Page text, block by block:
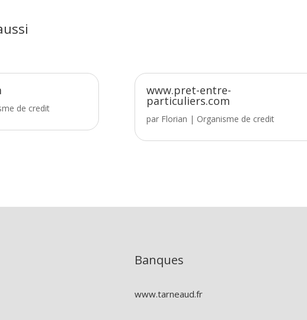
de credit
www.pret-entre-
particuliers.com
par Florian | Organisme de credit
Banques
www.tarneaud.fr